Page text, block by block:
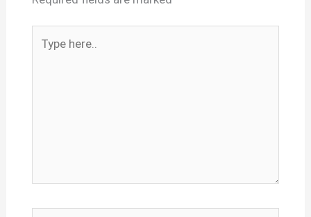
here..